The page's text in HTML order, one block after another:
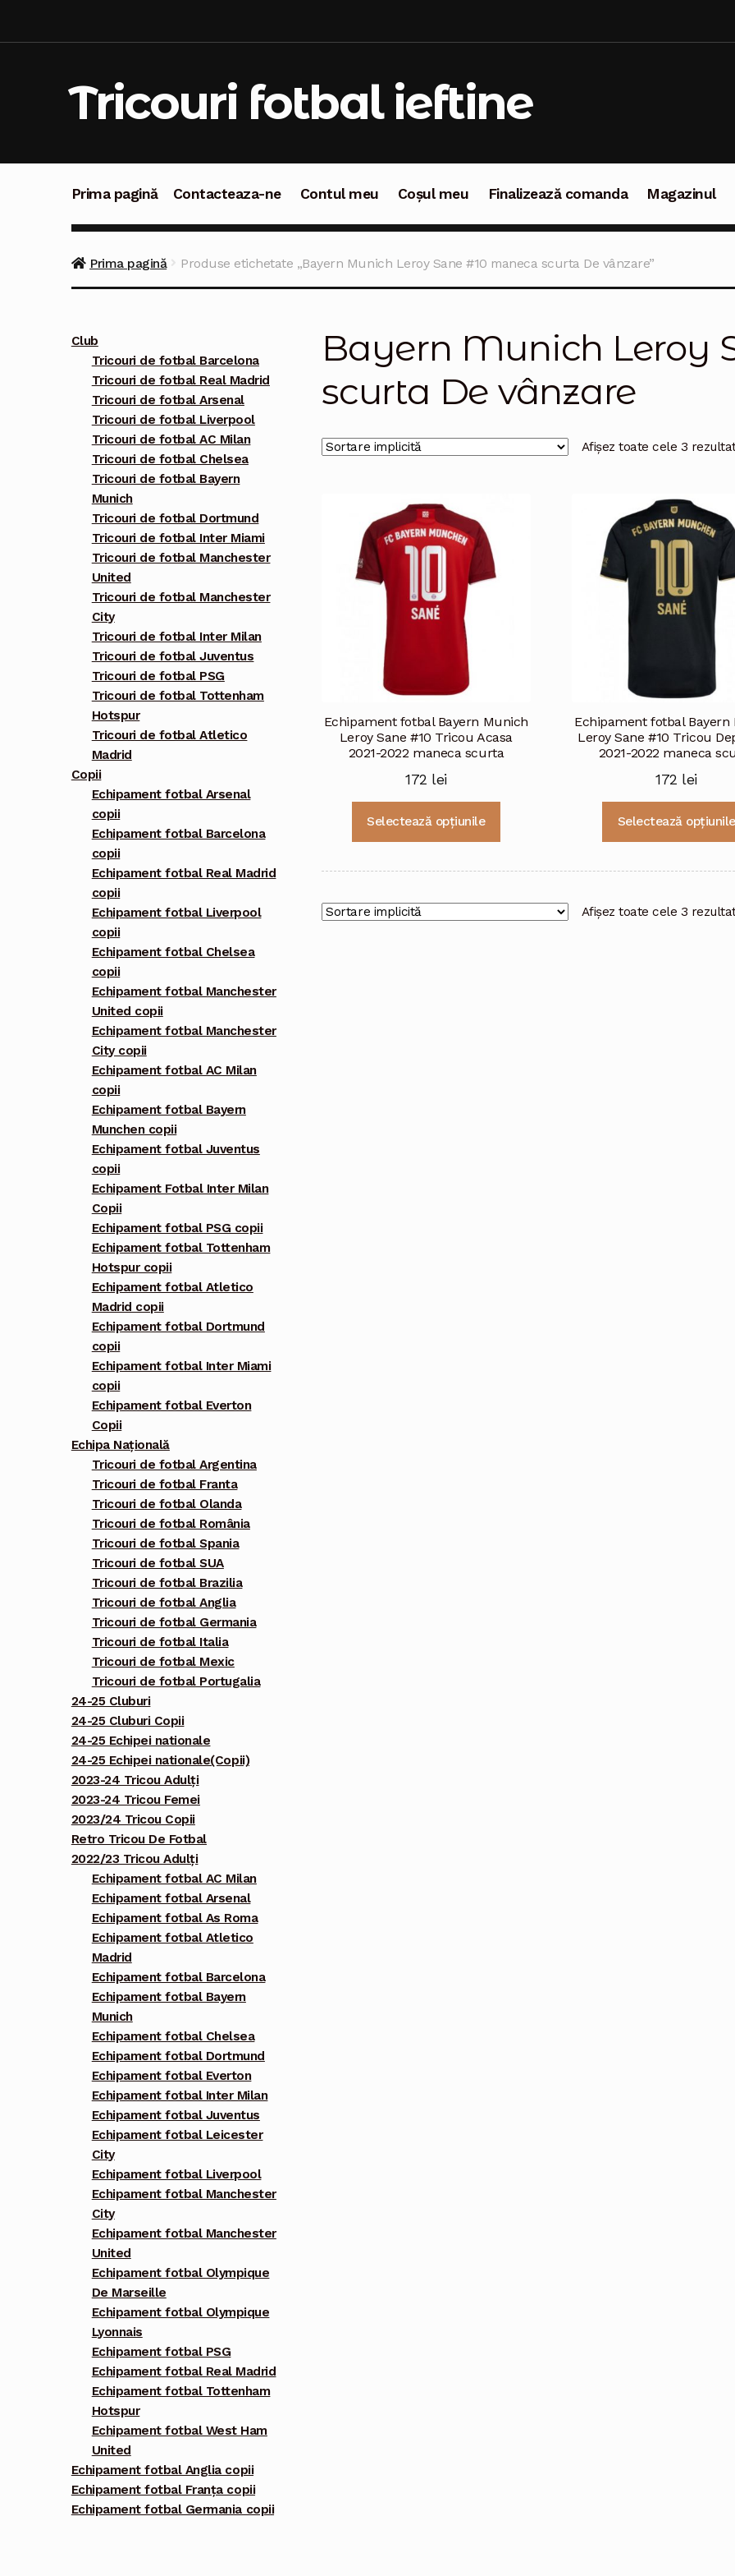
Tricouri fotbal ieftine
Prima pagină Contacteaza-ne Contul meu Coșul meu Finalizează comanda Magazinul
Prima pagină Produse etichetate „Bayern Munich Leroy Sane #10 maneca scurta De vânzare”
Bayern Munich Leroy
scurta De vânzare
Afișez toate cele 3
Echipament fotbal Bayern Munich
Leroy Sane #10 Tricou Acasa
2021-2022 maneca scurta
172 lei
Selectează opțiunile
mai
Echipament fotbal Bayern
Leroy Sane #10 Tricou
2021-2022 maneca
172 lei
Selectează opțiunile
Afișez toate cele 3
Club
Tricouri de fotbal Barcelona
Tricouri de fotbal Real Madrid
Tricouri de fotbal Arsenal
Tricouri de fotbal Liverpool
Tricouri de fotbal AC Milan
Tricouri de fotbal Chelsea
Tricouri de fotbal Bayern
Munich
Tricouri de fotbal Dortmund
Tricouri de fotbal Inter Miami
Tricouri de fotbal Manchester
United
Tricouri de fotbal Manchester
City
Tricouri de fotbal Inter Milan
Tricouri de fotbal Juventus
Tricouri de fotbal PSG
Tricouri de fotbal Tottenham
Hotspur
Tricouri de fotbal Atletico
Madrid
Copii
Echipament fotbal Arsenal
copii
Echipament fotbal Barcelona
copii
Echipament fotbal Real Madrid
copii
Echipament fotbal Liverpool
copii
Echipament fotbal Chelsea
copii
Echipament fotbal Manchester
United copii
Echipament fotbal Manchester
City copii
Echipament fotbal AC Milan
copii
Echipament fotbal Bayern
Munchen copii
Echipament fotbal Juventus
copii
Echipament Fotbal Inter Milan
Copii
Echipament fotbal PSG copii
Echipament fotbal Tottenham
Hotspur copii
Echipament fotbal Atletico
Madrid copii
Echipament fotbal Dortmund
copii
Echipament fotbal Inter Miami
copii
Echipament fotbal Everton
Copii
Echipa Națională
Tricouri de fotbal Argentina
Tricouri de fotbal Franta
Tricouri de fotbal Olanda
Tricouri de fotbal România
Tricouri de fotbal Spania
Tricouri de fotbal SUA
Tricouri de fotbal Brazilia
Tricouri de fotbal Anglia
Tricouri de fotbal Germania
Tricouri de fotbal Italia
Tricouri de fotbal Mexic
Tricouri de fotbal Portugalia
24-25 Cluburi
24-25 Cluburi Copii
24-25 Echipei nationale
24-25 Echipei nationale(Copii)
2023-24 Tricou Adulți
2023-24 Tricou Femei
2023/24 Tricou Copii
Retro Tricou De Fotbal
2022/23 Tricou Adulți
Echipament fotbal AC Milan
Echipament fotbal Arsenal
Echipament fotbal As Roma
Echipament fotbal Atletico
Madrid
Echipament fotbal Barcelona
Echipament fotbal Bayern
Munich
Echipament fotbal Chelsea
Echipament fotbal Dortmund
Echipament fotbal Everton
Echipament fotbal Inter Milan
Echipament fotbal Juventus
Echipament fotbal Leicester
City
Echipament fotbal Liverpool
Echipament fotbal Manchester
City
Echipament fotbal Manchester
United
Echipament fotbal Olympique
De Marseille
Echipament fotbal Olympique
Lyonnais
Echipament fotbal PSG
Echipament fotbal Real Madrid
Echipament fotbal Tottenham
Hotspur
Echipament fotbal West Ham
United
Echipament fotbal Anglia copii
Echipament fotbal Franța copii
Echipament fotbal Germania copii